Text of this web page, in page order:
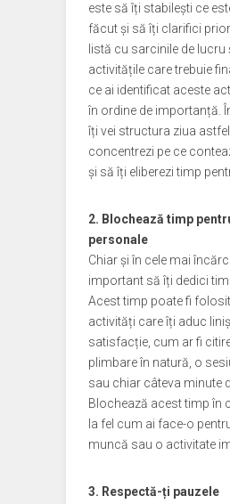
este să îți stabilești ce
făcut și să îți clarifici
listă cu sarcinile de lucru
activitățile care trebuie
ce ai identificat aceste
în ordine de importanță.
îți vei structura ziua
concentrezi pe ce
și să îți eliberezi timp
2. Blochează timp
personale
Chiar și în cele mai
important să îți dedici
Acest timp poate fi
activități care îți aduc
satisfacție, cum ar fi
plimbare în natură, o
sau chiar câteva minute
Blochează acest timp în
la fel cum ai face-o
muncă sau o activitate
3. Respectă-ți pauzele